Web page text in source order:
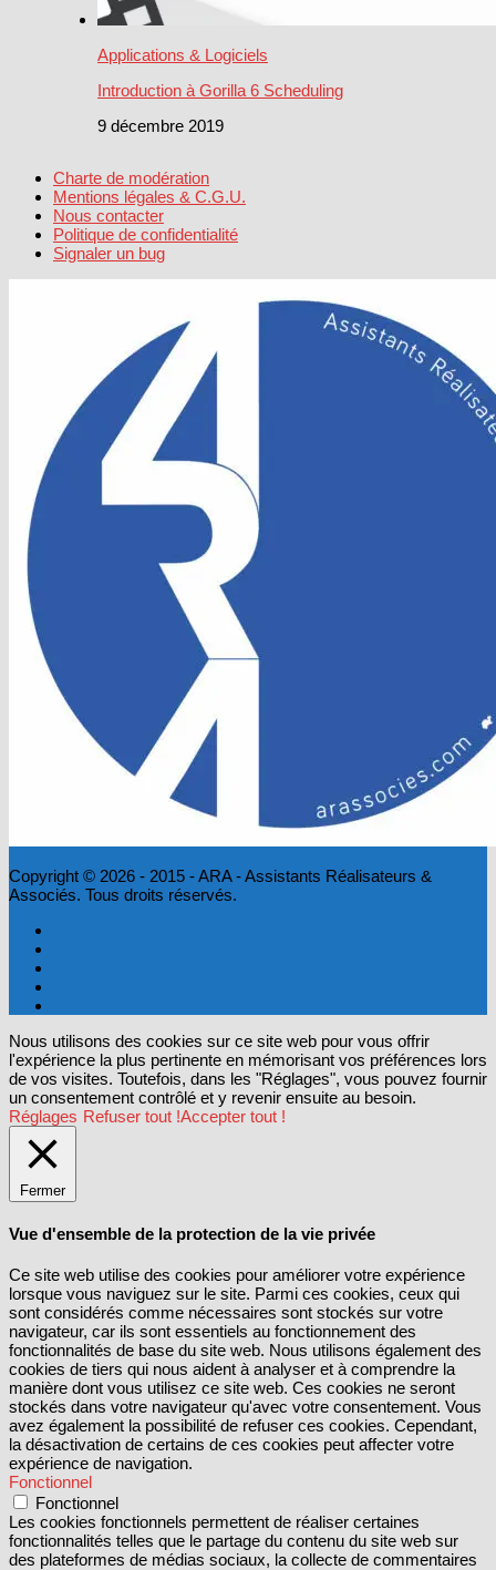
Applications & Logiciels
Introduction à Gorilla 6 Scheduling
9 décembre 2019
Charte de modération
Mentions légales & C.G.U.
Nous contacter
Politique de confidentialité
Signaler un bug
Copyright © 2026 - 2015 - ARA - Assistants Réalisateurs &
Associés. Tous droits réservés.
Nous utilisons des cookies sur ce site web pour vous offrir
l'expérience la plus pertinente en mémorisant vos préférences lors
de vos visites. Toutefois, dans les "Réglages", vous pouvez fournir
un consentement contrôlé et y revenir ensuite au besoin.
Réglages Refuser tout !Accepter tout !
Fermer
Vue d'ensemble de la protection de la vie privée
Ce site web utilise des cookies pour améliorer votre expérience
lorsque vous naviguez sur le site. Parmi ces cookies, ceux qui
sont considérés comme nécessaires sont stockés sur votre
navigateur, car ils sont essentiels au fonctionnement des
fonctionnalités de base du site web. Nous utilisons également des
cookies de tiers qui nous aident à analyser et à comprendre la
manière dont vous utilisez ce site web. Ces cookies ne seront
stockés dans votre navigateur qu'avec votre consentement. Vous
avez également la possibilité de refuser ces cookies. Cependant,
la désactivation de certains de ces cookies peut affecter votre
expérience de navigation.
Fonctionnel
Fonctionnel
Les cookies fonctionnels permettent de réaliser certaines
fonctionnalités telles que le partage du contenu du site web sur
des plateformes de médias sociaux, la collecte de commentaires